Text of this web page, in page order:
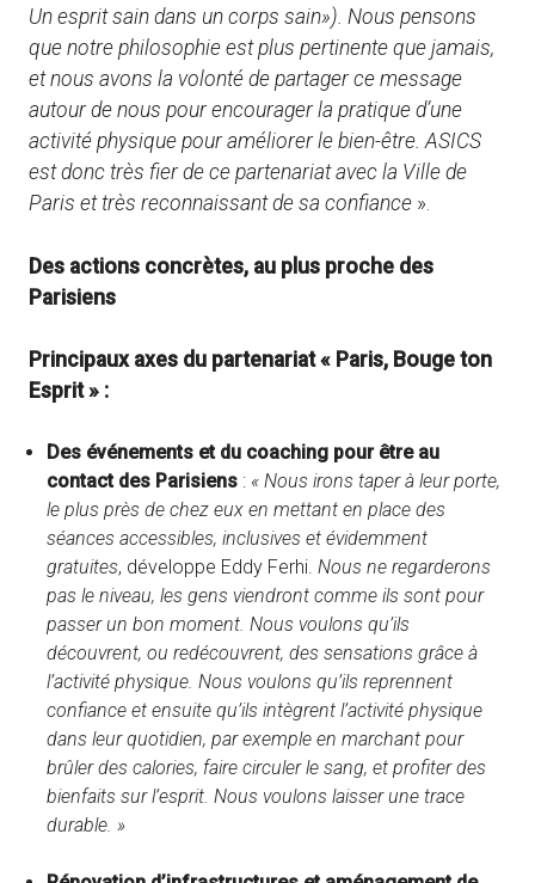
Un esprit sain dans un corps sain»). Nous pensons
que notre philosophie est plus pertinente que jamais,
et nous avons la volonté de partager ce message
autour de nous pour encourager la pratique d’une
activité physique pour améliorer le bien-être. ASICS
est donc très fier de ce partenariat avec la Ville de
Paris et très reconnaissant de sa confiance ».
Des actions concrètes, au plus proche des
Parisiens
Principaux axes du partenariat « Paris, Bouge ton
Esprit » :
Des événements et du coaching pour être au
contact des Parisiens : « Nous irons taper à leur porte,
le plus près de chez eux en mettant en place des
séances accessibles, inclusives et évidemment
gratuites, développe Eddy Ferhi. Nous ne regarderons
pas le niveau, les gens viendront comme ils sont pour
passer un bon moment. Nous voulons qu’ils
découvrent, ou redécouvrent, des sensations grâce à
l’activité physique. Nous voulons qu’ils reprennent
confiance et ensuite qu’ils intègrent l’activité physique
dans leur quotidien, par exemple en marchant pour
brûler des calories, faire circuler le sang, et profiter des
bienfaits sur l’esprit. Nous voulons laisser une trace
durable. »